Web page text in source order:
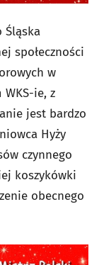
Śląska
społeczności
w
ie, z
jest bardzo
Hyży
czynnego
koszykówki
obecnego